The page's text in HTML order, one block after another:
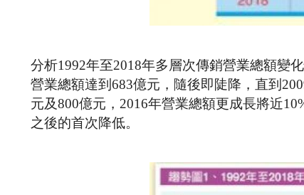
分析1992年至2018年多層次傳銷營業總額變
營業總額達到683億元，隨後即陡降，直到
元及800億元，2016年營業總額更成長將近
之後的首次降低。